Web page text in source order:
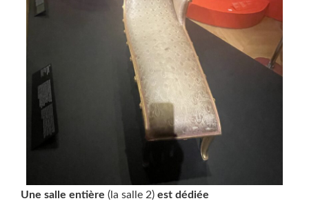
Une salle entière (la salle 2) est dédiée